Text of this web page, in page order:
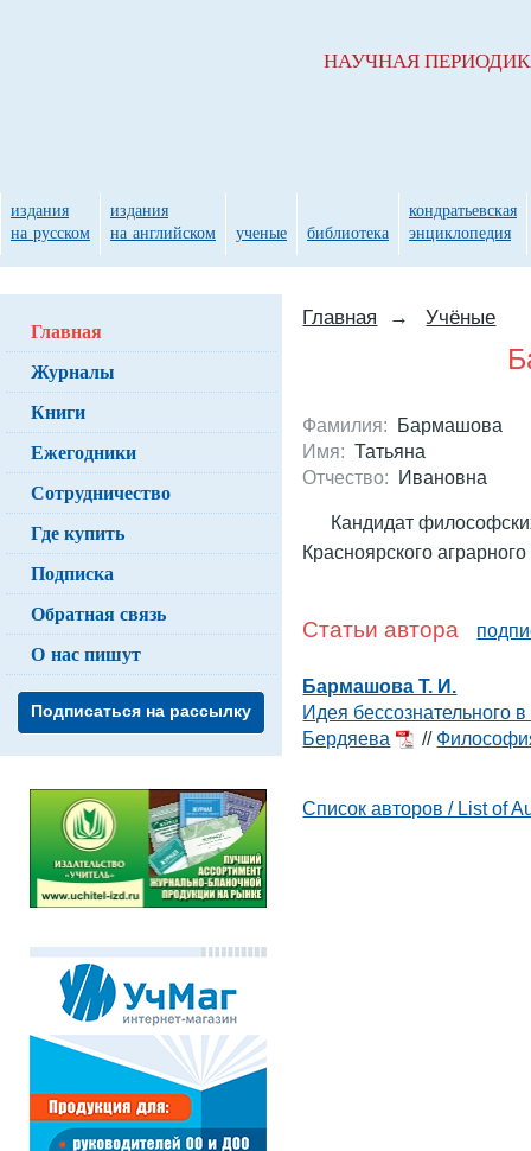
Главная → Учёные
Фамилия: Бармашова
Имя: Татьяна
Отчество: Ивановна
Кандидат
Красноярского
Статьи автора
Бармашова Т. И.
Идея бессознательного
Бердяева
//
Список авторов / List of
Главная
Журналы
Книги
Ежегодники
Сотрудничество
Где купить
Подписка
Обратная связь
О нас пишут
Подписаться на рассылку
НАУЧНАЯ
издания
на русском
издания
на английском
ученые библиотека
кондратьевская
энциклопедия